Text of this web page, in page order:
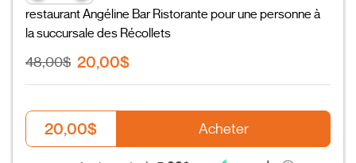
restaurant Angéline Bar Ristorante pour une personne à
la succursale des Récollets
48,00$ 20,00$
20,00$ Acheter